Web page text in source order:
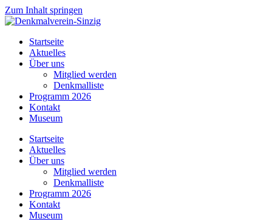
Zum Inhalt springen
Startseite
Aktuelles
Über uns
Mitglied werden
Denkmalliste
Programm 2026
Kontakt
Museum
Startseite
Aktuelles
Über uns
Mitglied werden
Denkmalliste
Programm 2026
Kontakt
Museum